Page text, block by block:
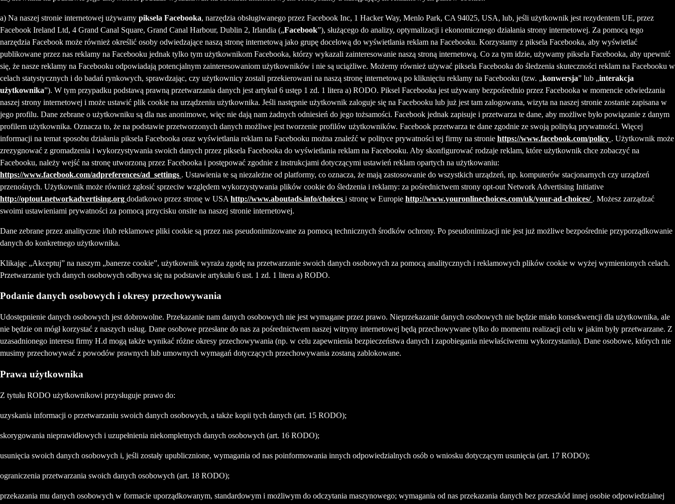
a) Na naszej stronie internetowej używamy piksela Facebooka, narzędzia obsługiwanego przez Facebook Inc, 1 Hacker Way, Menlo Park, CA 94025, USA, lub, jeśli użytkownik jest rezydentem UE, przez
Facebook Ireland Ltd, 4 Grand Canal Square, Grand Canal Harbour, Dublin 2, Irlandia („Facebook”), służącego do analizy, optymalizacji i ekonomicznego działania strony internetowej. Za pomocą tego
narzędzia Facebook może również określić osoby odwiedzające naszą stronę internetową jako grupę docelową do wyświetlania reklam na Facebooku. Korzystamy z piksela Facebooka, aby wyświetlać
publikowane przez nas reklamy na Facebooku jednak tylko tym użytkownikom Facebooka, którzy wykazali zainteresowanie naszą stroną internetową. Co za tym idzie, używamy piksela Facebooka, aby upewnić
się, że nasze reklamy na Facebooku odpowiadają potencjalnym zainteresowaniom użytkowników i nie są uciążliwe. Możemy również używać piksela Facebooka do śledzenia skuteczności reklam na Facebooku w
celach statystycznych i do badań rynkowych, sprawdzając, czy użytkownicy zostali przekierowani na naszą stronę internetową po kliknięciu reklamy na Facebooku (tzw. „konwersja” lub „interakcja
użytkownika”). W tym przypadku podstawą prawną przetwarzania danych jest artykuł 6 ustęp 1 zd. 1 litera a) RODO. Piksel Facebooka jest używany bezpośrednio przez Facebooka w momencie odwiedzania
naszej strony internetowej i może ustawić plik cookie na urządzeniu użytkownika. Jeśli następnie użytkownik zaloguje się na Facebooku lub już jest tam zalogowana, wizyta na naszej stronie zostanie zapisana w
jego profilu. Dane zebrane o użytkowniku są dla nas anonimowe, więc nie dają nam żadnych odniesień do jego tożsamości. Facebook jednak zapisuje i przetwarza te dane, aby możliwe było powiązanie z danym
profilem użytkownika. Oznacza to, że na podstawie przetworzonych danych możliwe jest tworzenie profilów użytkowników. Facebook przetwarza te dane zgodnie ze swoją polityką prywatności. Więcej
informacji na temat sposobu działania piksela Facebooka oraz wyświetlania reklam na Facebooku można znaleźć w polityce prywatności tej firmy na stronie https://www.facebook.com/policy . Użytkownik może
zrezygnować z gromadzenia i wykorzystywania swoich danych przez piksela Facebooka do wyświetlania reklam na Facebooku. Aby skonfigurować rodzaje reklam, które użytkownik chce zobaczyć na
Facebooku, należy wejść na stronę utworzoną przez Facebooka i postępować zgodnie z instrukcjami dotyczącymi ustawień reklam opartych na użytkowaniu:
https://www.facebook.com/adpreferences/ad_settings . Ustawienia te są niezależne od platformy, co oznacza, że mają zastosowanie do wszystkich urządzeń, np. komputerów stacjonarnych czy urządzeń
przenośnych. Użytkownik może również zgłosić sprzeciw względem wykorzystywania plików cookie do śledzenia i reklamy: za pośrednictwem strony opt-out Network Advertising Initiative
http://optout.networkadvertising.org dodatkowo przez stronę w USA http://www.aboutads.info/choices i stronę w Europie http://www.youronlinechoices.com/uk/your-ad-choices/ . Możesz zarządzać
swoimi ustawieniami prywatności za pomocą przycisku onsite na naszej stronie internetowej.
Dane zebrane przez analityczne i/lub reklamowe pliki cookie są przez nas pseudonimizowane za pomocą technicznych środków ochrony. Po pseudonimizacji nie jest już możliwe bezpośrednie przyporządkowanie
danych do konkretnego użytkownika.
Klikając „Akceptuj” na naszym „banerze cookie”, użytkownik wyraża zgodę na przetwarzanie swoich danych osobowych za pomocą analitycznych i reklamowych plików cookie w wyżej wymienionych celach.
Przetwarzanie tych danych osobowych odbywa się na podstawie artykułu 6 ust. 1 zd. 1 litera a) RODO.
Podanie danych osobowych i okresy przechowywania
Udostępnienie danych osobowych jest dobrowolne. Przekazanie nam danych osobowych nie jest wymagane przez prawo. Nieprzekazanie danych osobowych nie będzie miało konsekwencji dla użytkownika, ale
nie będzie on mógł korzystać z naszych usług. Dane osobowe przesłane do nas za pośrednictwem naszej witryny internetowej będą przechowywane tylko do momentu realizacji celu w jakim były przetwarzane. Z
uzasadnionego interesu firmy H.d mogą także wynikać różne okresy przechowywania (np. w celu zapewnienia bezpieczeństwa danych i zapobiegania niewłaściwemu wykorzystaniu). Dane osobowe, których nie
musimy przechowywać z powodów prawnych lub umownych wymagań dotyczących przechowywania zostaną zablokowane.
Prawa użytkownika
Z tytułu RODO użytkownikowi przysługuje prawo do:
uzyskania informacji o przetwarzaniu swoich danych osobowych, a także kopii tych danych (art. 15 RODO);
skorygowania nieprawidłowych i uzupełnienia niekompletnych danych osobowych (art. 16 RODO);
usunięcia swoich danych osobowych i, jeśli zostały upublicznione, wymagania od nas poinformowania innych odpowiedzialnych osób o wniosku dotyczącym usunięcia (art. 17 RODO);
ograniczenia przetwarzania swoich danych osobowych (art. 18 RODO);
przekazania mu danych osobowych w formacie uporządkowanym, standardowym i możliwym do odczytania maszynowego; wymagania od nas przekazania danych bez przeszkód innej osobie odpowiedzialnej